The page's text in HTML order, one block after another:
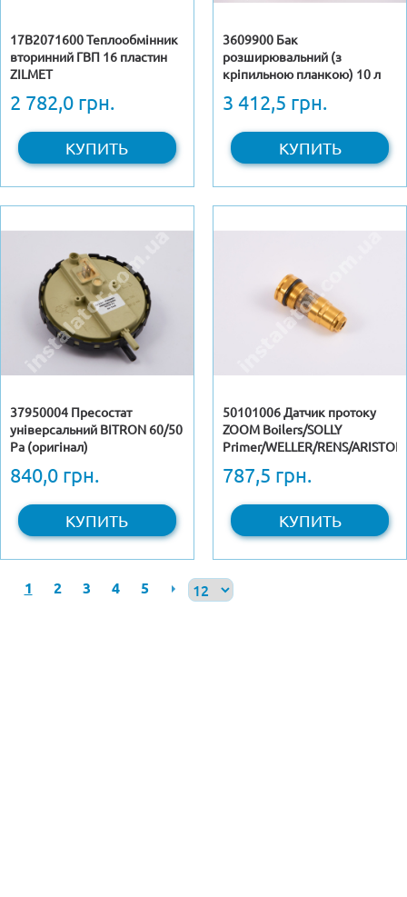
17B2071600 Теплообмінник
вторинний ГВП 16 пластин
ZILMET
2 782,0 грн.
КУПИТЬ
3609900 Бак
розширювальний (з
кріпильною планкою) 10 л
3 412,5 грн.
КУПИТЬ
37950004 Пресостат
універсальний BITRON 60/50
Pa (оригінал)
840,0 грн.
КУПИТЬ
50101006 Датчик протоку
ZOOM Boilers/SOLLY
Primer/WELLER/RENS/
787,5 грн.
КУПИТЬ
1 2 3 4 5